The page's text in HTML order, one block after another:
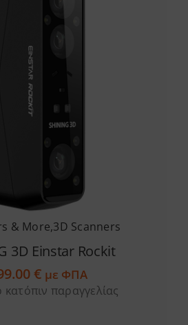
& More,3D Scanners
3D Einstar Rockit
€ με ΦΠΑ
κατόπιν παραγγελίας